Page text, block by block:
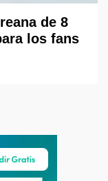
de 8
los fans